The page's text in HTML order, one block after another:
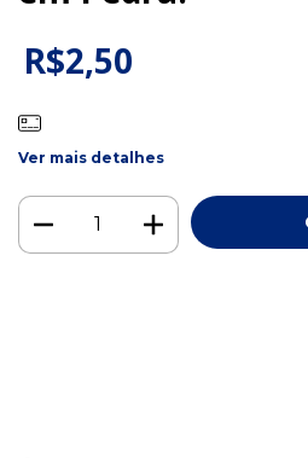
R$2,50
Ver mais detalhes